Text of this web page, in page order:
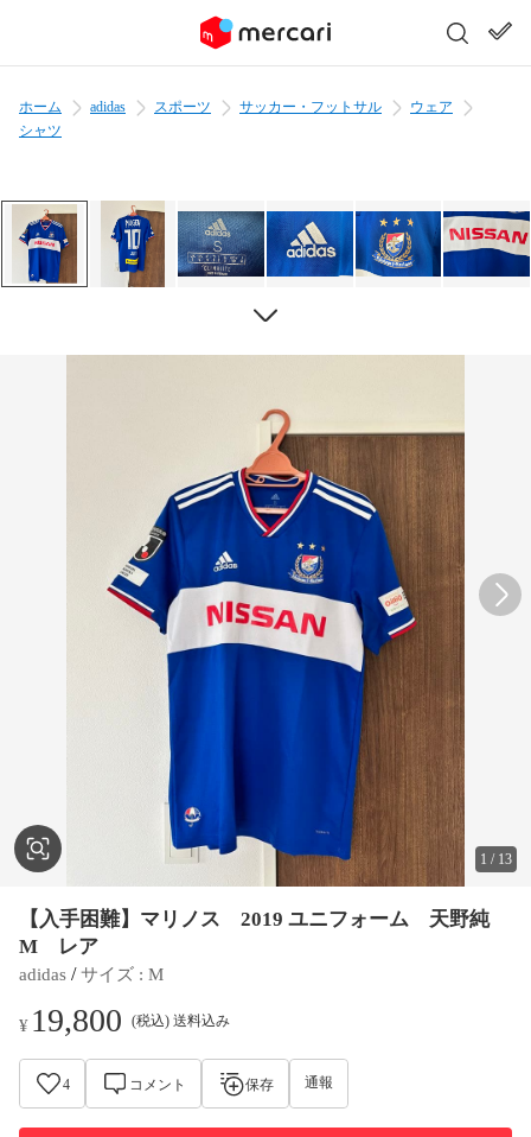
ホーム adidas スポーツ サッカー・フットサル
ウェア
シャツ
1 / 13
【入手困難】マリノス 2019 ユニフォーム 天野純
M レア
adidas / サイズ : M
¥ 19,800 (税込) 送料込み
4 コメント 保存 通報